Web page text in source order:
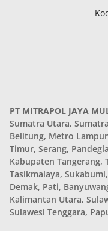
PT MITRAPOL JAYA
Sumatra Utara,
Belitung, Metro
Timur, Serang,
Kabupaten Tangerang,
Tasikmalaya,
Demak, Pati,
Kalimantan Utara,
Sulawesi Tenggara,